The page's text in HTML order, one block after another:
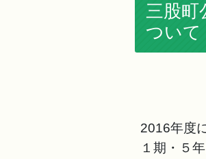
三股町
ついて
2016年度
１期・５